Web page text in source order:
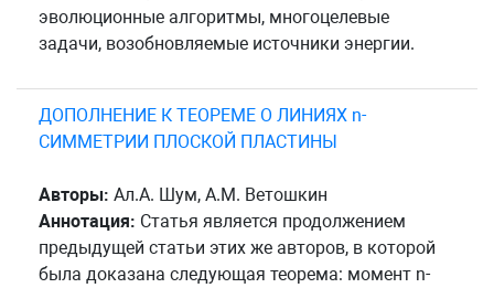
эволюционные алгоритмы, многоцелевые
задачи, возобновляемые источники энергии.
ДОПОЛНЕНИЕ К ТЕОРЕМЕ О ЛИНИЯХ n-
СИММЕТРИИ ПЛОСКОЙ ПЛАСТИНЫ
Авторы: Ал.А. Шум, А.М. Ветошкин
Аннотация: Статья является продолжением
предыдущей статьи этих же авторов, в которой
была доказана следующая теорема: момент n-